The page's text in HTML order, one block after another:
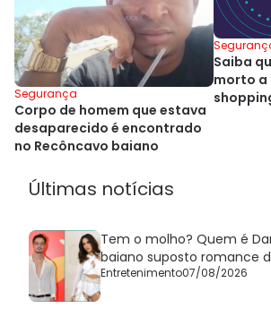
Segurança
Corpo de homem que estava
desaparecido é encontrado
no Recôncavo baiano
Saiba
morto a
Últimas notícias
Tem o molho? Quem é
baiano suposto romance
Entretenimento07/08/2026